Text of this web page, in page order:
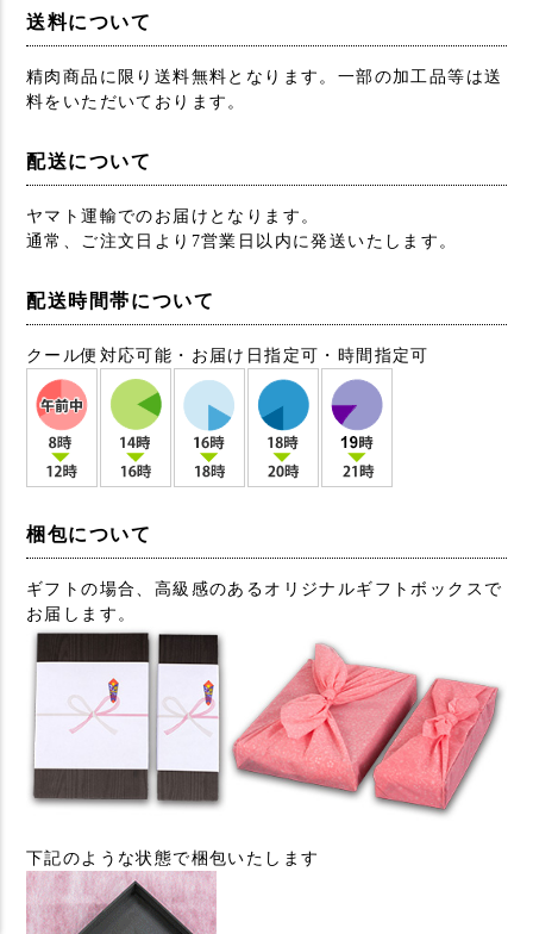
送料について
精肉商品に限り送料無料となります。一部の加工品等は送
料をいただいております。
配送について
ヤマト運輸でのお届けとなります。
通常、ご注文日より7営業日以内に発送いたします。
配送時間帯について
クール便対応可能・お届け日指定可・時間指定可
梱包について
ギフトの場合、高級感のあるオリジナルギフトボックスで
お届します。
下記のような状態で梱包いたします